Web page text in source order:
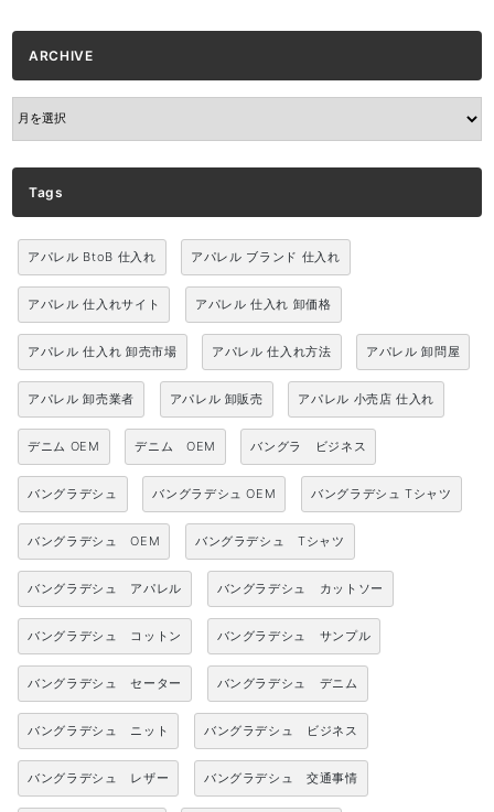
ARCHIVE
ARCHIVE
Tags
アパレル BtoB 仕入れ アパレル ブランド 仕入れ
アパレル 仕入れサイト アパレル 仕入れ 卸価格
アパレル 仕入れ 卸売市場 アパレル 仕入れ方法 アパレル 卸問屋
アパレル 卸売業者 アパレル 卸販売 アパレル 小売店 仕入れ
デニム OEM デニム OEM バングラ ビジネス
バングラデシュ バングラデシュ OEM バングラデシュ Tシャツ
バングラデシュ OEM バングラデシュ Tシャツ
バングラデシュ アパレル バングラデシュ カットソー
バングラデシュ コットン バングラデシュ サンプル
バングラデシュ セーター バングラデシュ デニム
バングラデシュ ニット バングラデシュ ビジネス
バングラデシュ レザー バングラデシュ 交通事情